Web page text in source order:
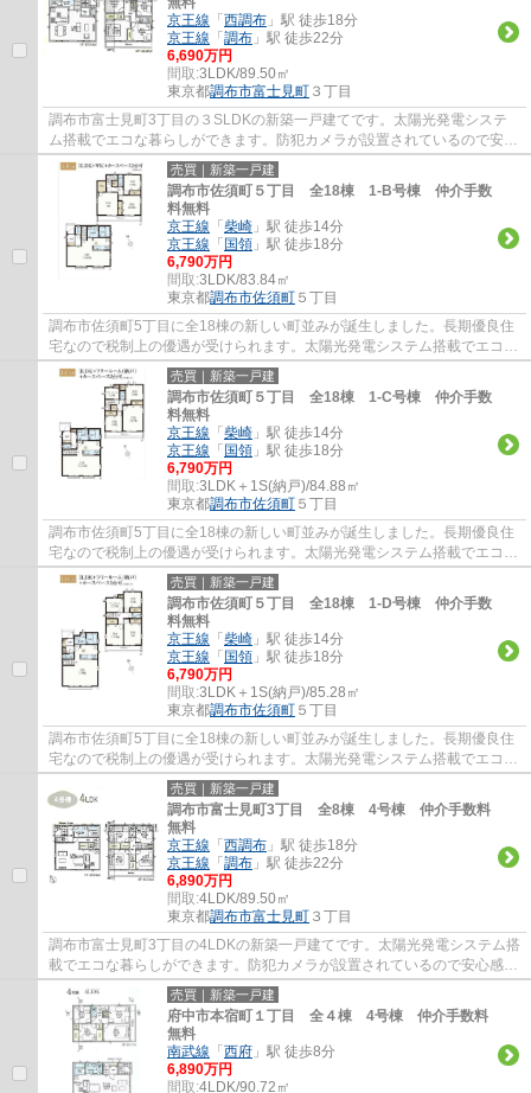
京王線 「 西調布 」駅 徒歩18分
京王線 「 調布 」駅 徒歩22分
6,690万円
間取:3LDK/89.50㎡
東京都調布市富士見町 ３丁目
調布市富士見町3丁目の３SLDKの新築一戸建てです。太陽光発電システ
ム搭載でエコな暮らしができます。防犯カメラが設置されているので安心
感があります。調布市でお住まいをお探しなら...
売買｜新築一戸建
調布市佐須町５丁目 全18棟 1-B号棟 仲介手数
料無料
京王線 「 柴崎 」駅 徒歩14分
京王線 「 国領 」駅 徒歩18分
6,790万円
間取:3LDK/83.84㎡
東京都調布市佐須町 ５丁目
調布市佐須町5丁目に全18棟の新しい町並みが誕生しました。長期優良住
宅なので税制上の優遇が受けられます。太陽光発電システム搭載でエコな
暮らしができます。ウォークインクローゼッ...
売買｜新築一戸建
調布市佐須町５丁目 全18棟 1-C号棟 仲介手数
料無料
京王線 「 柴崎 」駅 徒歩14分
京王線 「 国領 」駅 徒歩18分
6,790万円
間取:3LDK＋1S(納戸)/84.88㎡
東京都調布市佐須町 ５丁目
調布市佐須町5丁目に全18棟の新しい町並みが誕生しました。長期優良住
宅なので税制上の優遇が受けられます。太陽光発電システム搭載でエコな
暮らしができます。使い勝手の良い３LDKで...
売買｜新築一戸建
調布市佐須町５丁目 全18棟 1-D号棟 仲介手数
料無料
京王線 「 柴崎 」駅 徒歩14分
京王線 「 国領 」駅 徒歩18分
6,790万円
間取:3LDK＋1S(納戸)/85.28㎡
東京都調布市佐須町 ５丁目
調布市佐須町5丁目に全18棟の新しい町並みが誕生しました。長期優良住
宅なので税制上の優遇が受けられます。太陽光発電システム搭載でエコな
暮らしができます。使い勝手の良い３LDKで...
売買｜新築一戸建
調布市富士見町3丁目 全8棟 4号棟 仲介手数料
無料
京王線 「 西調布 」駅 徒歩18分
京王線 「 調布 」駅 徒歩22分
6,890万円
間取:4LDK/89.50㎡
東京都調布市富士見町 ３丁目
調布市富士見町3丁目の4LDKの新築一戸建てです。太陽光発電システム搭
載でエコな暮らしができます。防犯カメラが設置されているので安心感が
あります。調布市でお住まいをお探しなら多...
売買｜新築一戸建
府中市本宿町１丁目 全４棟 4号棟 仲介手数料
無料
南武線 「 西府 」駅 徒歩8分
6,890万円
間取:4LDK/90.72㎡